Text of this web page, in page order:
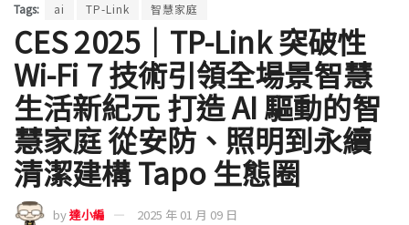
Tags: ai TP-Link 智慧家庭
CES 2025｜TP-Link 突破性
Wi-Fi 7 技術引領全場景智慧
生活新紀元 打造 AI 驅動的智
慧家庭 從安防、照明到永續
清潔建構 Tapo 生態圈
by達小編 2025 年 01 月 09 日